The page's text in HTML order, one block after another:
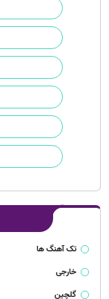
تک آهنگ ها
خارجی
گلچین